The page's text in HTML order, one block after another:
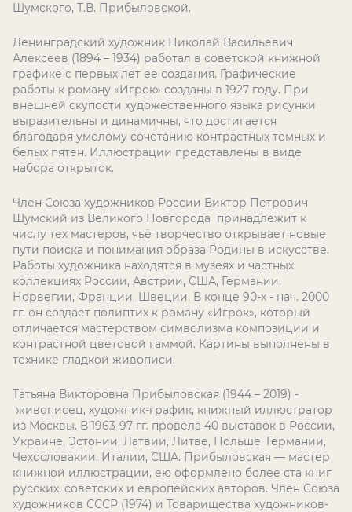
Шумского, Т.В. Прибыловской.
Ленинградский художник Николай Васильевич
Алексеев (1894 – 1934) работал в советской книжной
графике с первых лет ее создания. Графические
работы к роману «Игрок» созданы в 1927 году. При
внешней скупости художественного языка рисунки
выразительны и динамичны, что достигается
благодаря умелому сочетанию контрастных темных и
белых пятен. Иллюстрации представлены в виде
набора открыток.
Член Союза художников России Виктор Петрович
Шумский из Великого Новгорода принадлежит к
числу тех мастеров, чьё творчество открывает новые
пути поиска и понимания образа Родины в искусстве.
Работы художника находятся в музеях и частных
коллекциях России, Австрии, США, Германии,
Норвегии, Франции, Швеции. В конце 90-х - нач. 2000
гг. он создает полиптих к роману «Игрок», который
отличается мастерством символизма композиции и
контрастной цветовой гаммой. Картины выполнены в
технике гладкой живописи.
Татьяна Викторовна Прибыловская (1944 – 2019) -
живописец, художник-график, книжный иллюстратор
из Москвы. В 1963-97 гг. провела 40 выставок в России,
Украине, Эстонии, Латвии, Литве, Польше, Германии,
Чехословакии, Италии, США. Прибыловская — мастер
книжной иллюстрации, ею оформлено более ста книг
русских, советских и европейских авторов. Член Союза
художников СССР (1974) и Товарищества художников-